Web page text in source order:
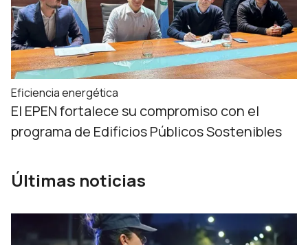
Eficiencia energética
El EPEN fortalece su compromiso con el
programa de Edificios Públicos Sostenibles
Últimas noticias